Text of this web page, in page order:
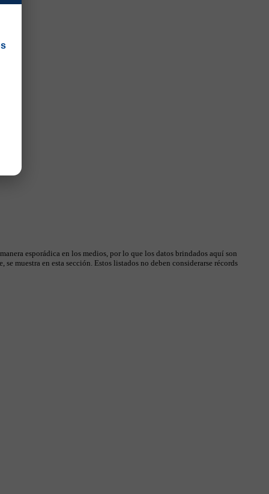
esporádica en los medios, por lo que los datos brindados aquí son
muestra en esta sección. Estos listados no deben considerarse récords